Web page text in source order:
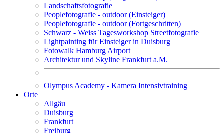
Landschaftsfotografie
Peoplefotografie - outdoor (Einsteiger)
Peoplefotografie - outdoor (Fortgeschritten)
Schwarz - Weiss Tagesworkshop Streetfotografie
Lightpainting für Einsteiger in Duisburg
Fotowalk Hamburg Airport
Architektur und Skyline Frankfurt a.M.
Olympus Academy - Kamera Intensivtraining
Orte
Allgäu
Duisburg
Frankfurt
Freiburg